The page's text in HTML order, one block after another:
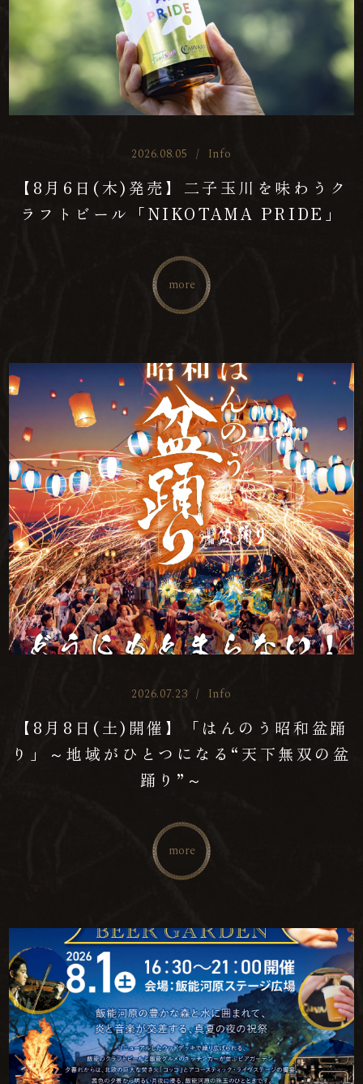
2026.08.05 / Info
【8月6日(木)発売】二子玉川を味わうク
ラフトビール「NIKOTAMA PRIDE」
more
2026.07.23 / Info
【8月8日(土)開催】「はんのう昭和盆踊
り」～地域がひとつになる“天下無双の盆
踊り”～
more